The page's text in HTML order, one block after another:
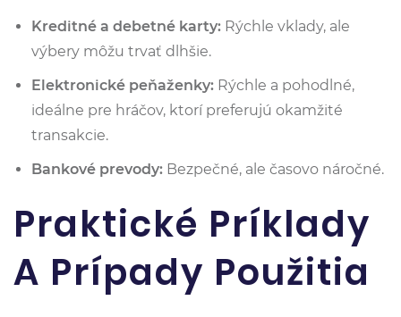
Kreditné a debetné karty: Rýchle vklady, ale
výbery môžu trvať dlhšie.
Elektronické peňaženky: Rýchle a pohodlné,
ideálne pre hráčov, ktorí preferujú okamžité
transakcie.
Bankové prevody: Bezpečné, ale časovo náročné.
Praktické Príklady
A Prípady Použitia